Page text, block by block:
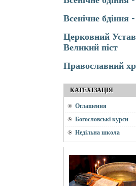
Всенічне бдіння
Церковний
Великий піст
Православний
КАТЕХІЗАЦІЯ
Оглашення
Богословські курси
Недільна школа